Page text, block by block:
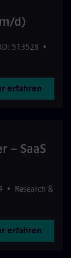
d)
513528 •
erfahren
– SaaS
• Research &
erfahren